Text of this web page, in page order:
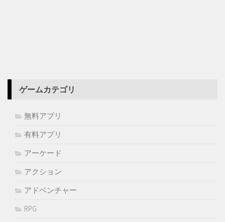
ゲームカテゴリ
無料アプリ
有料アプリ
アーケード
アクション
アドベンチャー
RPG